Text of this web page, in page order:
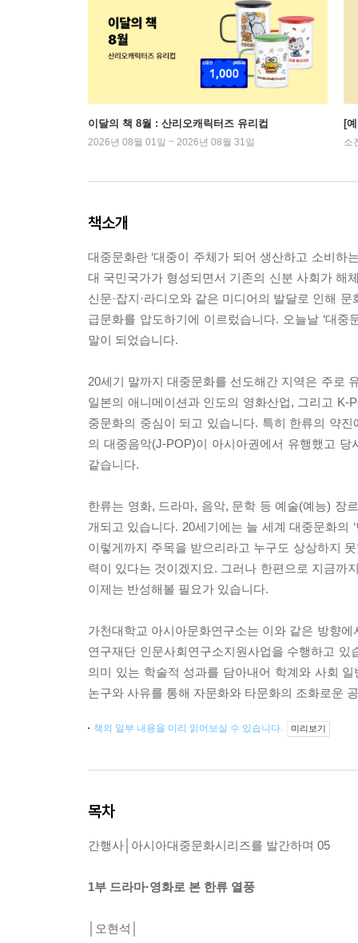
이달의 책 8월 : 산리오캐릭터즈 유리컵
2026년 08월 01일 ~ 2026년 08월 31일
[
소
책소개
대중문화란 ‘대중이 주체가 되어 생산하고 소비하
대 국민국가가 형성되면서 기존의 신분 사회가 해
신문·잡지·라디오와 같은 미디어의 발달로 인해
급문화를 압도하기에 이르렀습니다. 오늘날 ‘대
말이 되었습니다.
20세기 말까지 대중문화를 선도해간 지역은 주로
일본의 애니메이션과 인도의 영화산업, 그리고 K-
중문화의 중심이 되고 있습니다. 특히 한류의 약
의 대중음악(J-POP)이 아시아권에서 유행했고
같습니다.
한류는 영화, 드라마, 음악, 문학 등 예술(예능) 장
개되고 있습니다. 20세기에는 늘 세계 대중문화의
이렇게까지 주목을 받으리라고 누구도 상상하지
력이 있다는 것이겠지요. 그러나 한편으로 지금까
이제는 반성해볼 필요가 있습니다.
가천대학교 아시아문화연구소는 이와 같은 방향
연구재단 인문사회연구소지원사업을 수행하고
의미 있는 학술적 성과를 담아내어 학계와 사회
논구와 사유를 통해 자문화와 타문화의 조화로운
책의 일부 내용을 미리 읽어보실 수 있습니다. 미리보기
목차
간행사│아시아대중문화시리즈를 발간하며 05
1부 드라마·영화로 본 한류 열풍
│오현석│